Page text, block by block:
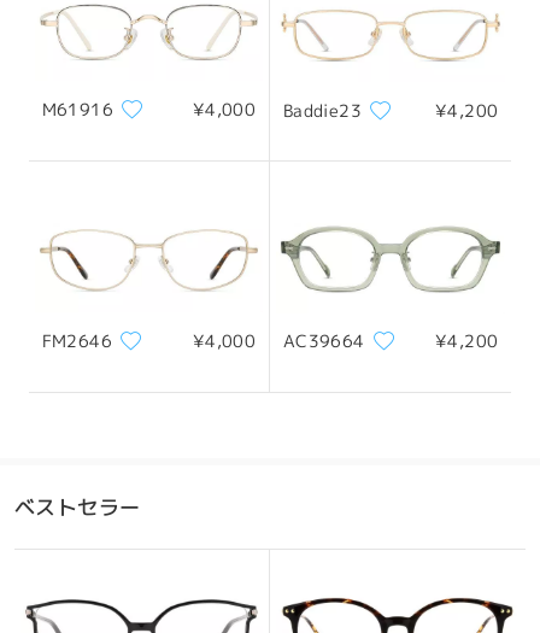
​​​​それでもご不明な点がございましたら、ライブチャット（24時間
年中無休）またはservice@firmoo.jpまでお気軽にお問い合わせ
ください。
M61916 ¥4,000 Baddie23 ¥4,200
FM2646 ¥4,000 AC39664 ¥4,200
ベストセラー